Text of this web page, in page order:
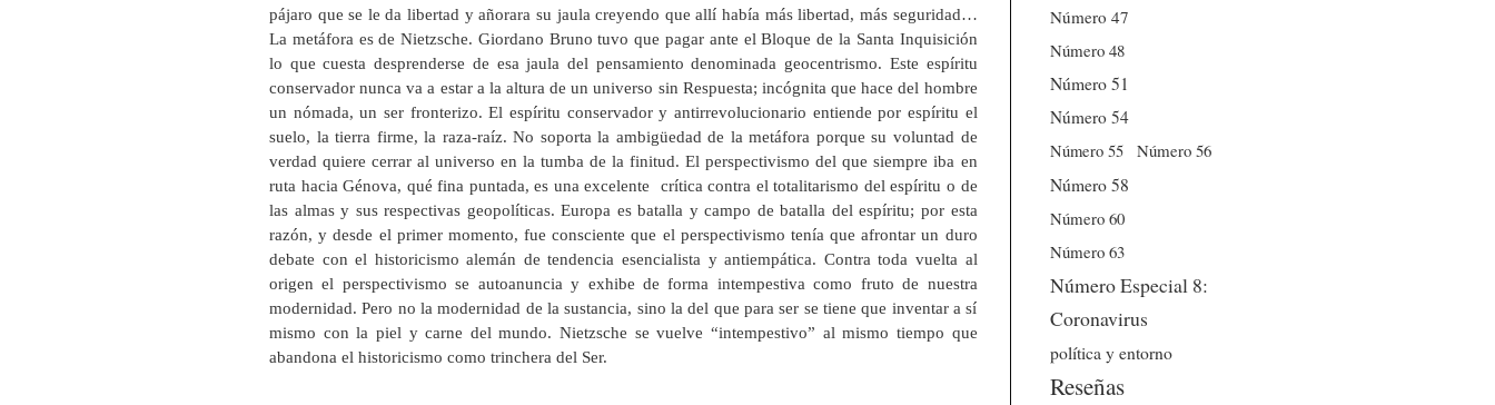
pájaro que se le da libertad y añorara su jaula creyendo que allí había más libertad, más seguridad…
La metáfora es de Nietzsche. Giordano Bruno tuvo que pagar ante el Bloque de la Santa Inquisición
lo que cuesta desprenderse de esa jaula del pensamiento denominada geocentrismo. Este espíritu
conservador nunca va a estar a la altura de un universo sin Respuesta; incógnita que hace del hombre
un nómada, un ser fronterizo. El espíritu conservador y antirrevolucionario entiende por espíritu el
suelo, la tierra firme, la raza-raíz. No soporta la ambigüedad de la metáfora porque su voluntad de
verdad quiere cerrar al universo en la tumba de la finitud. El perspectivismo del que siempre iba en
ruta hacia Génova, qué fina puntada, es una excelente crítica contra el totalitarismo del espíritu o de
las almas y sus respectivas geopolíticas. Europa es batalla y campo de batalla del espíritu; por esta
razón, y desde el primer momento, fue consciente que el perspectivismo tenía que afrontar un duro
debate con el historicismo alemán de tendencia esencialista y antiempática. Contra toda vuelta al
origen el perspectivismo se autoanuncia y exhibe de forma intempestiva como fruto de nuestra
modernidad. Pero no la modernidad de la sustancia, sino la del que para ser se tiene que inventar a sí
mismo con la piel y carne del mundo. Nietzsche se vuelve “intempestivo” al mismo tiempo que
abandona el historicismo como trinchera del Ser.
Número 47
Número 48
Número 51
Número 54
Número 55
Número 56
Número 58
Número 60
Número 63
Número Especial 8:
Coronavirus
política y entorno
Reseñas